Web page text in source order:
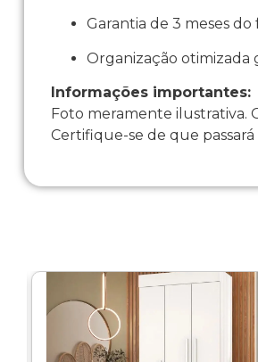
Garantia de 3 meses
Organização otimizada
Informações importantes:
Foto meramente ilustrativa.
Certifique-se de que